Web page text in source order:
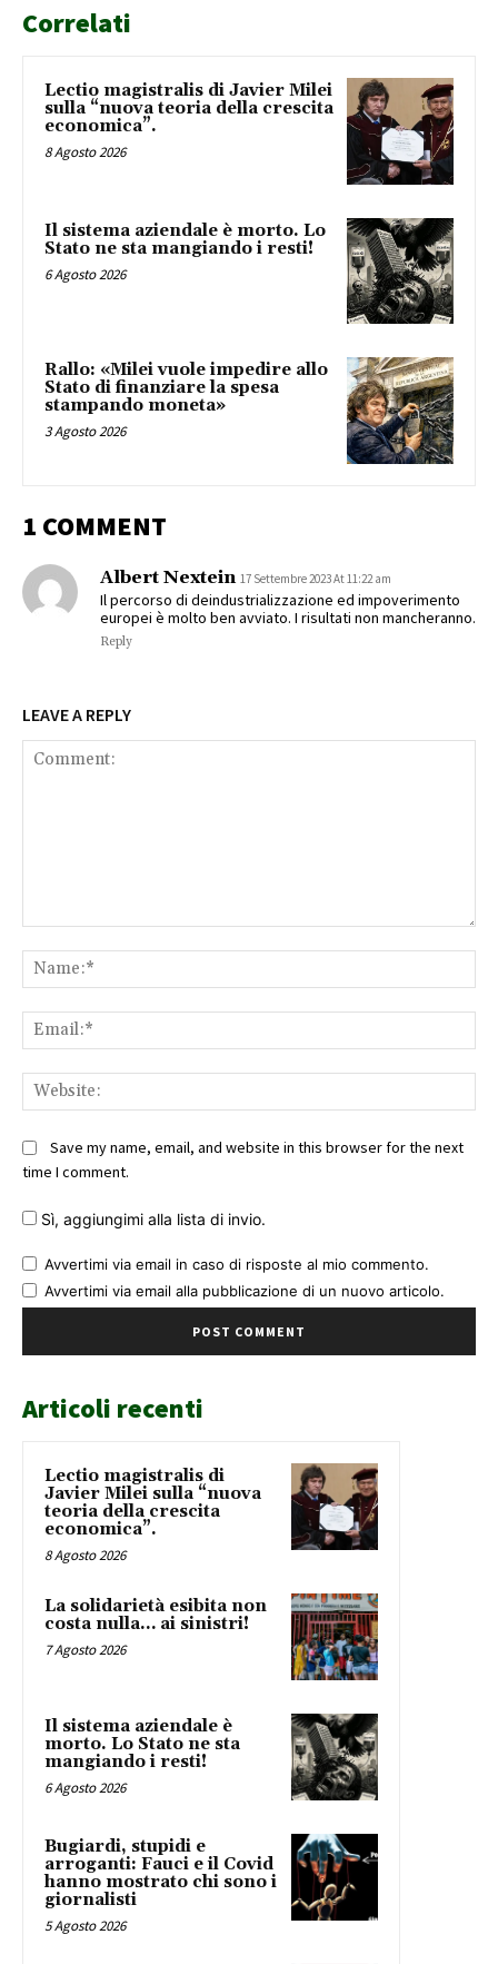
Correlati
Lectio magistralis di Javier Milei
sulla “nuova teoria della crescita
economica”.
8 Agosto 2026
Il sistema aziendale è morto. Lo
Stato ne sta mangiando i resti!
6 Agosto 2026
Rallo: «Milei vuole impedire allo
Stato di finanziare la spesa
stampando moneta»
3 Agosto 2026
1 COMMENT
Albert Nextein 17 Settembre 2023 At 11:22 am
Il percorso di deindustrializzazione ed impoverimento
europei è molto ben avviato. I risultati non mancheranno.
Reply
LEAVE A REPLY
Save my name, email, and website in this browser for the next
time I comment.
Sì, aggiungimi alla lista di invio.
Avvertimi via email in caso di risposte al mio commento.
Avvertimi via email alla pubblicazione di un nuovo articolo.
Articoli recenti
Lectio magistralis di
Javier Milei sulla “nuova
teoria della crescita
economica”.
8 Agosto 2026
La solidarietà esibita non
costa nulla… ai sinistri!
7 Agosto 2026
Il sistema aziendale è
morto. Lo Stato ne sta
mangiando i resti!
6 Agosto 2026
Bugiardi, stupidi e
arroganti: Fauci e il Covid
hanno mostrato chi sono i
giornalisti
5 Agosto 2026